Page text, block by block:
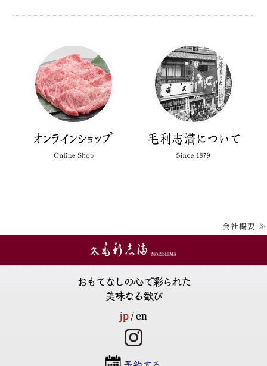
会社概要 ≫
おもてなしの心で彩られた
美味なる歓び
jp en